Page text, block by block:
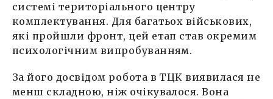
системі територіального центру
комплектування. Для багатьох військових,
які пройшли фронт, цей етап став окремим
психологічним випробуванням.
За його досвідом робота в ТЦК виявилася не
менш складною, ніж очікувалося. Вона